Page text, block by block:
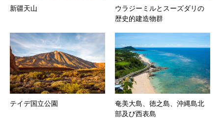
新疆天山
ウラジーミルとスーズダリの
歴史的建造物群
テイデ国立公園
奄美大島、徳之島、沖縄島北
部及び西表島